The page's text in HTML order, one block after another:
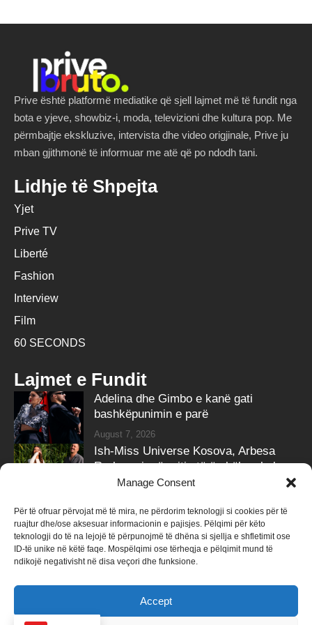
Manage Consent
Për të ofruar përvojat më të mira, ne përdorim teknologji si cookies për të
ruajtur dhe/ose aksesuar informacionin e pajisjes. Pëlqimi për këto
teknologji do të na lejojë të përpunojmë të dhëna si sjellja e shfletimit ose
ID-të unike në këtë faqe. Mospëlqimi ose tërheqja e pëlqimit mund të
ndikojë negativisht në disa veçori dhe funksione.
Accept
Prive është platformë mediatike që sjell lajmet më të fundit nga
bota e yjeve, showbiz-i, moda, televizioni dhe kultura pop. Me
përmbajtje ekskluzive, intervista dhe video origjinale, Prive ju
mban gjithmonë të informuar me atë që po ndodh tani.
Lidhje të Shpejta
Yjet
Prive TV
Liberté
Fashion
Interview
Film
60 SECONDS
Lajmet e Fundit
Adelina dhe Gimbo e kanë gati
bashkëpunimin e parë
August 7, 2026
Ish-Miss Universe Kosova, Arbesa
Rrahmani, në pritje të ëmbël – zbulon
gjininë e bebit
Follow Us
258kFollowers 415k Followers
Subscribers